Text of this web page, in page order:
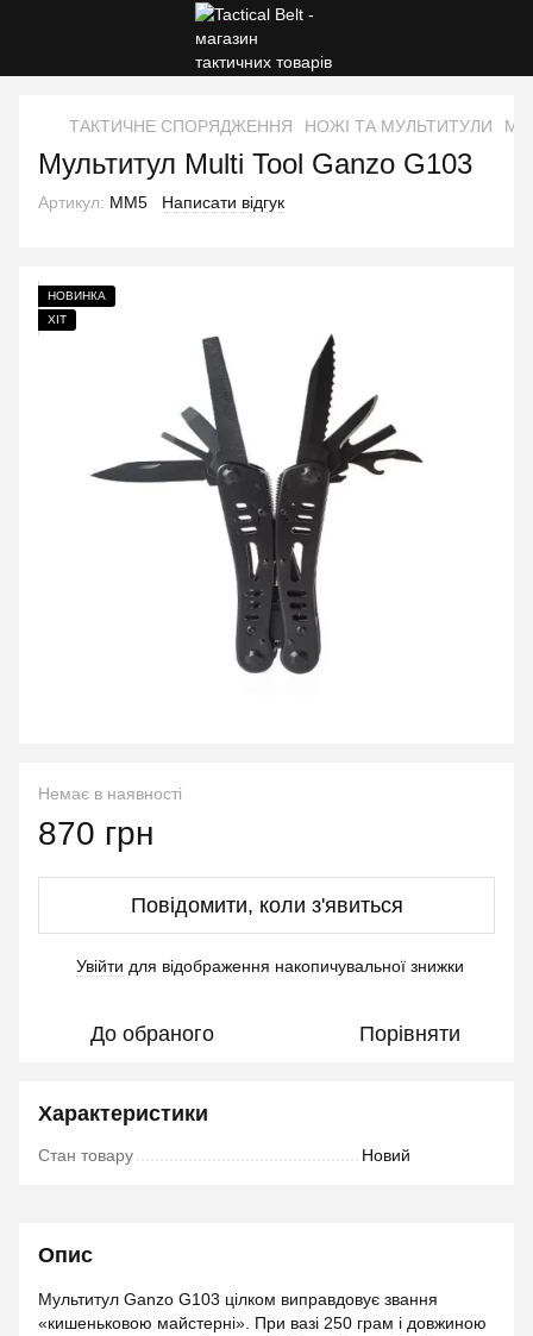
ТАКТИЧНЕ СПОРЯДЖЕННЯ НОЖІ ТА МУЛЬТИТУЛИ
Мультитул Multi Tool Ganzo G103
Артикул: ММ5 Написати відгук
НОВИНКА
ХІТ
Немає в наявності
870 грн
Повідомити, коли з'явиться
Увійти для відображення накопичувальної знижки
До обраного Порівняти
Характеристики
Стан товару Новий
Опис
Мультитул Ganzo G103 цілком виправдовує звання
«кишеньковою майстерні». При вазі 250 грам і довжиною